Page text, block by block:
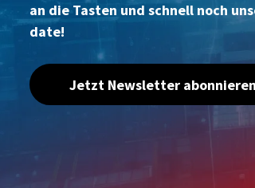
an die Tasten und schnell noch
date!
Jetzt Newsletter